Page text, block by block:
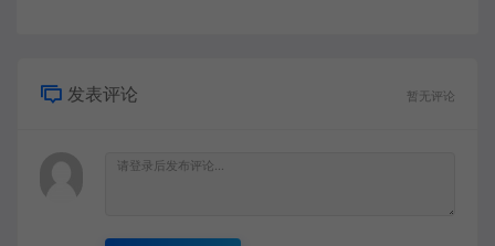
发表评论 暂无评论